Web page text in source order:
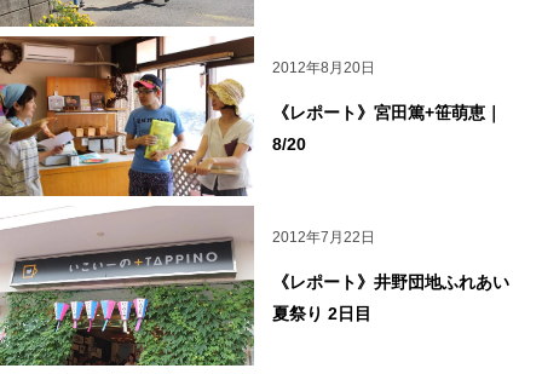
2012年8月20日
《レポート》宮田篤+笹萌恵｜
8/20
2012年7月22日
《レポート》井野団地ふれあい
夏祭り 2日目